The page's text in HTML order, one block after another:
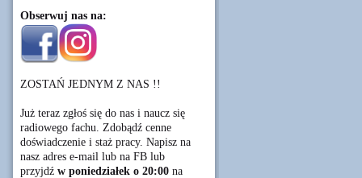
Obserwuj nas na:
ZOSTAŃ JEDNYM Z NAS !!
Już teraz zgłoś się do nas i naucz się
radiowego fachu. Zdobądź cenne
doświadczenie i staż pracy. Napisz na
nasz adres e-mail lub na FB lub
przyjdź w poniedziałek o 20:00 na